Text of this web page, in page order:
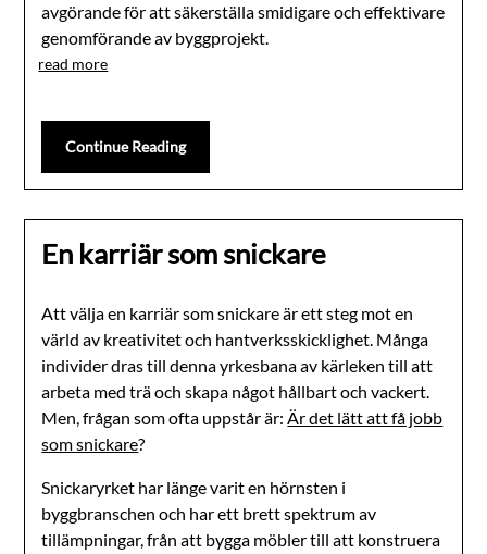
avgörande för att säkerställa smidigare och effektivare
genomförande av byggprojekt.
read more
Continue Reading
En karriär som snickare
Att välja en karriär som snickare är ett steg mot en
värld av kreativitet och hantverksskicklighet. Många
individer dras till denna yrkesbana av kärleken till att
arbeta med trä och skapa något hållbart och vackert.
Men, frågan som ofta uppstår är:Är det lätt att få jobb
som snickare?
Snickaryrket har länge varit en hörnsten i
byggbranschen och har ett brett spektrum av
tillämpningar, från att bygga möbler till att konstruera